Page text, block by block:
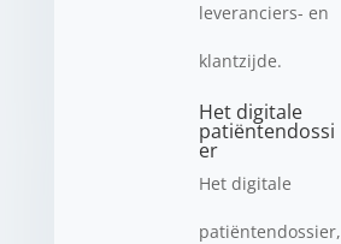
leveranciers- en
klantzijde.
Het digitale
patiëntendossi
er
Het digitale
patiëntendossier,